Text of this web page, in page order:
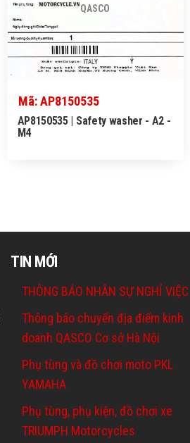
QASCO
Mã: AP8150535
AP8150535 | Safety washer - A2 -
M4
TIN MỚI
THÔNG BÁO NHÂN SỰ NGHỈ VIỆC
Thông báo chuyển địa điểm kinh
doanh QASCO Cơ sở Hà Nội
Phụ tùng và đồ chơi moto PKL
YAMAHA
Phụ tùng, phụ kiện, đồ chơi xe
TRIUMPH Motorcycles